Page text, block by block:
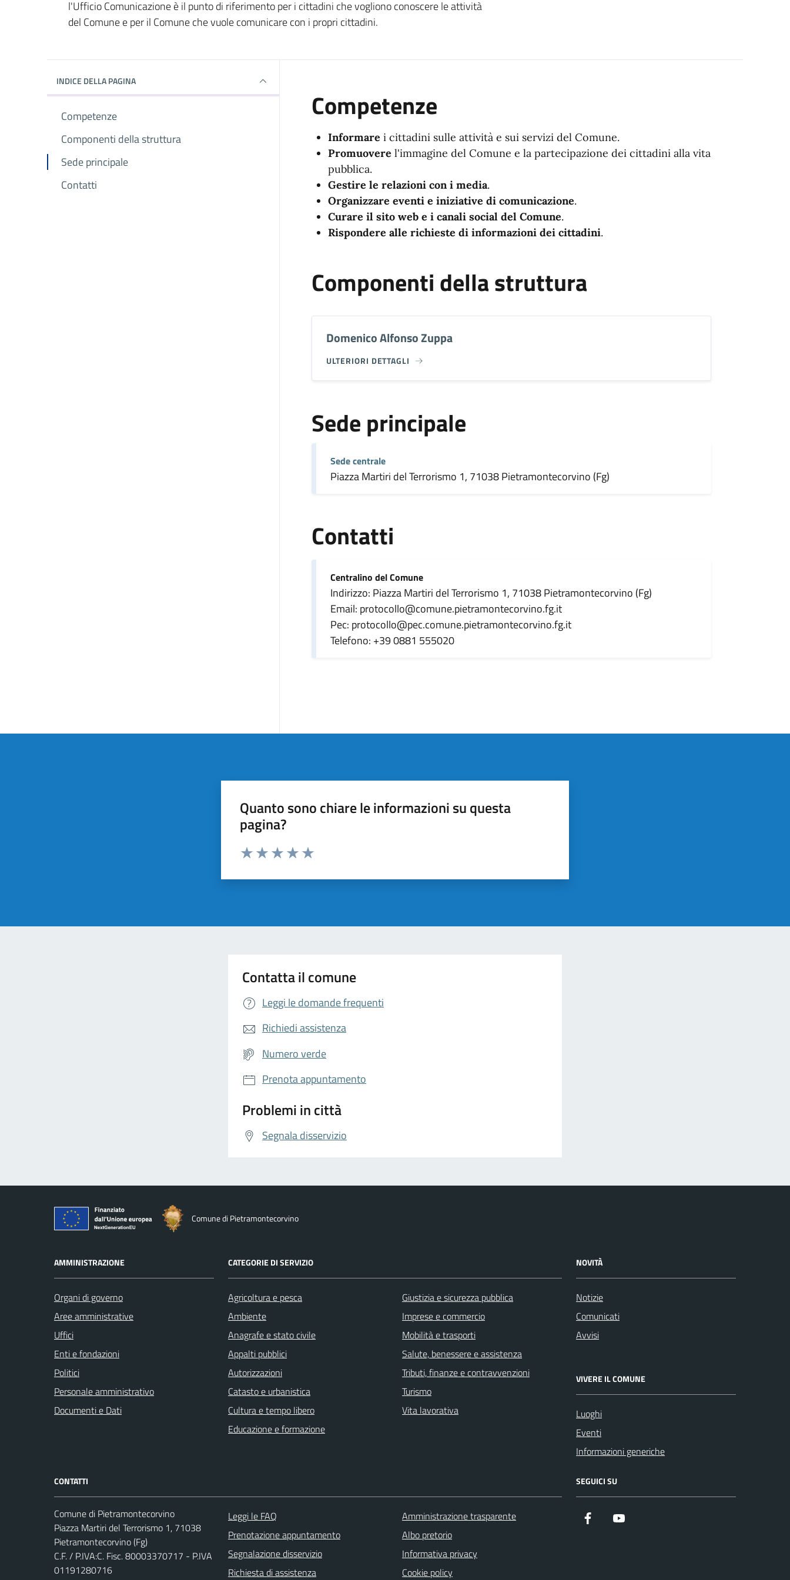
l'Ufficio Comunicazione è il punto di riferimento per i cittadini che vogliono conoscere le attività
del Comune e per il Comune che vuole comunicare con i propri cittadini.
INDICE DELLA PAGINA
Competenze
Componenti della struttura
Sede principale
Contatti
Competenze
Informare i cittadini sulle attività e sui servizi del Comune.
Promuovere l'immagine del Comune e la partecipazione dei cittadini alla vita
pubblica.
Gestire le relazioni con i media.
Organizzare eventi e iniziative di comunicazione.
Curare il sito web e i canali social del Comune.
Rispondere alle richieste di informazioni dei cittadini.
Componenti della struttura
Domenico Alfonso Zuppa
ULTERIORI DETTAGLI
Sede principale
Sede centrale
Piazza Martiri del Terrorismo 1, 71038 Pietramontecorvino (Fg)
Contatti
Centralino del Comune
Indirizzo: Piazza Martiri del Terrorismo 1, 71038 Pietramontecorvino (Fg)
Email: protocollo@comune.pietramontecorvino.fg.it
Pec: protocollo@pec.comune.pietramontecorvino.fg.it
Telefono: +39 0881 555020
Quanto sono chiare le informazioni su questa
pagina?
Valuta da 1 a 5 stelle la pagina
Contatta il comune
Leggi le domande frequenti
Richiedi assistenza
Numero verde
Prenota appuntamento
Problemi in città
Segnala disservizio
Comune di Pietramontecorvino
AMMINISTRAZIONE
Organi di governo
Aree amministrative
Uffici
Enti e fondazioni
Politici
Personale amministrativo
Documenti e Dati
CATEGORIE DI SERVIZIO
Agricoltura e pesca
Ambiente
Anagrafe e stato civile
Appalti pubblici
Autorizzazioni
Catasto e urbanistica
Cultura e tempo libero
Educazione e formazione
Giustizia e sicurezza pubblica
Imprese e commercio
Mobilità e trasporti
Salute, benessere e assistenza
Tributi, finanze e contravvenzioni
Turismo
Vita lavorativa
NOVITÀ
Notizie
Comunicati
Avvisi
VIVERE IL COMUNE
Luoghi
Eventi
Informazioni generiche
CONTATTI
Comune di Pietramontecorvino
Piazza Martiri del Terrorismo 1, 71038
Pietramontecorvino (Fg)
C.F. / P.IVA:C. Fisc. 80003370717 - P.IVA
01191280716
Leggi le FAQ
Prenotazione appuntamento
Segnalazione disservizio
Richiesta di assistenza
Amministrazione trasparente
Albo pretorio
Informativa privacy
Cookie policy
SEGUICI SU
Facebook